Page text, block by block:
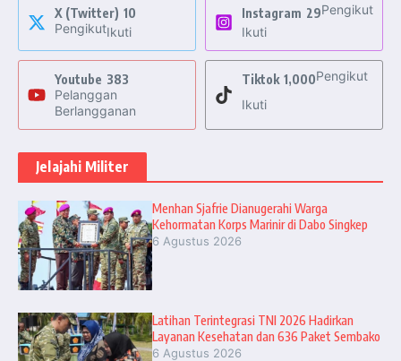
X (Twitter) 10
PengikutIkuti
Instagram 29Pengikut
Ikuti
Youtube 383
Pelanggan
Berlangganan
Tiktok 1,000Pengikut
Ikuti
Jelajahi Militer
Menhan Sjafrie Dianugerahi Warga
Kehormatan Korps Marinir di Dabo Singkep
6 Agustus 2026
Latihan Terintegrasi TNI 2026 Hadirkan
Layanan Kesehatan dan 636 Paket Sembako
6 Agustus 2026